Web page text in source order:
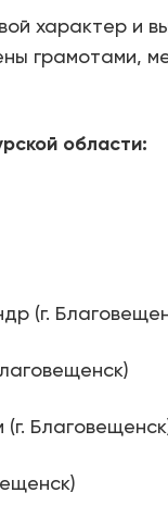
характер и
грамотами,
области:
(г.